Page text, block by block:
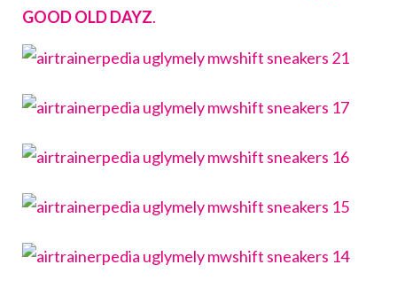
GOOD OLD DAYZ.